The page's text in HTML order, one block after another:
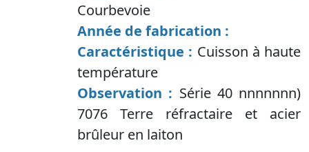
Courbevoie
Année de fabrication :
Caractéristique : Cuisson à haute
température
Observation : Série 40 nnnnnnn)
7076 Terre réfractaire et acier
brûleur en laiton